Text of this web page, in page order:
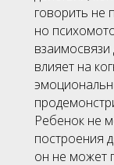
говорить не
но
влияет на
Ребенок не
построения
он не может